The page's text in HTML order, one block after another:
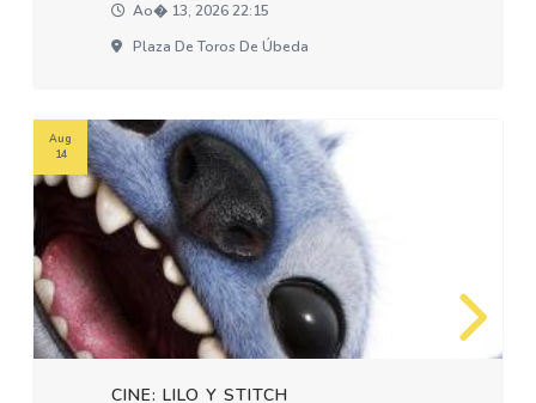
Ao� 13, 2026 22:15
Plaza De Toros De Úbeda
CINE: LILO Y STITCH
Aug
14